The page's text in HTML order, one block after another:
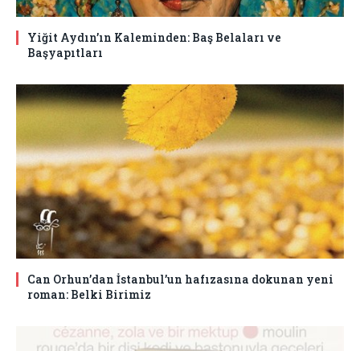
Yiğit Aydın’ın Kaleminden: Baş Belaları ve
Başyapıtları
Can Orhun’dan İstanbul’un hafızasına dokunan yeni
roman: Belki Birimiz